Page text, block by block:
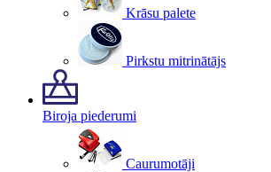
Krāsu palete
Pirkstu mitrinātājs
Biroja piederumi
Caurumotāji